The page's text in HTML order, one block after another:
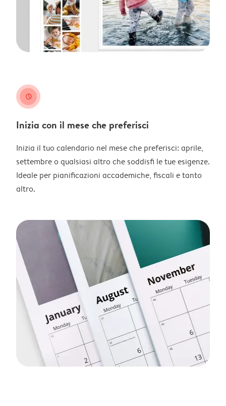
clock
Inizia con il mese che preferisci
Inizia il tuo calendario nel mese che preferisci: aprile,
settembre o qualsiasi altro che soddisfi le tue esigenze.
Ideale per pianificazioni accademiche, fiscali e tanto
altro.